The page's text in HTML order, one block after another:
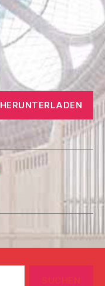
HERUNTERLADEN